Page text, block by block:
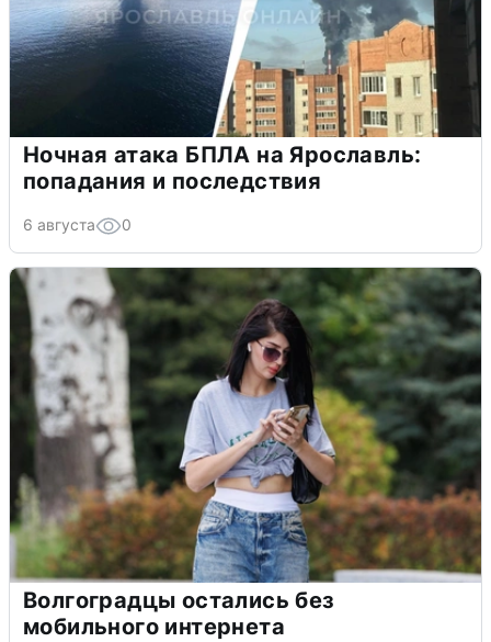
Ночная атака БПЛА на Ярославль:
попадания и последствия
6 августа 0
Волгоградцы остались без
мобильного интернета